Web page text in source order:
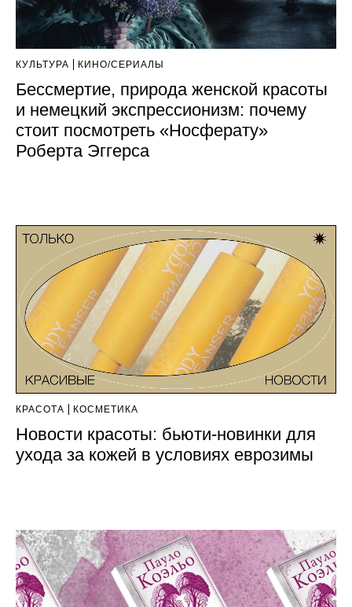
КУЛЬТУРА КИНО/СЕРИАЛЫ
Бессмертие, природа женской красоты
и немецкий экспрессионизм: почему
стоит посмотреть «Носферату»
Роберта Эггерса
КРАСОТА КОСМЕТИКА
Новости красоты: бьюти-новинки для
ухода за кожей в условиях еврозимы